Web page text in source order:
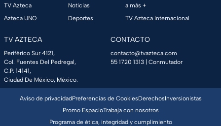
TV Azteca
Azteca UNO
Noticias
Deportes
a más +
TV Azteca Internacional
TV AZTECA
Periférico Sur 4121,
Col. Fuentes Del Pedregal,
C.P. 14141,
Ciudad De México, México.
CONTACTO
contacto@tvazteca.com
55 1720 1313 | Conmutador
Aviso de privacidadPreferencias de CookiesDerechosInversionistas
Promo EspacioTrabaja con nosotros
Programa de ética, integridad y cumplimiento